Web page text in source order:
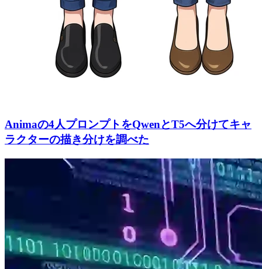
Animaの4人プロンプトをQwenとT5へ分けてキャ
ラクターの描き分けを調べた